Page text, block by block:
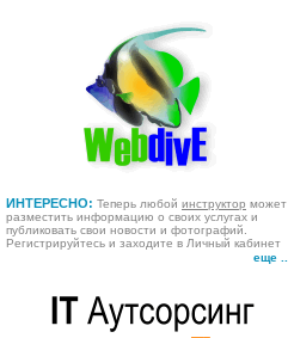
ИНТЕРЕСНО: Теперь любой инструктор может
разместить информацию о своих услугах и
публиковать свои новости и фотографий.
Регистрируйтесь и заходите в Личный кабинет
еще ...